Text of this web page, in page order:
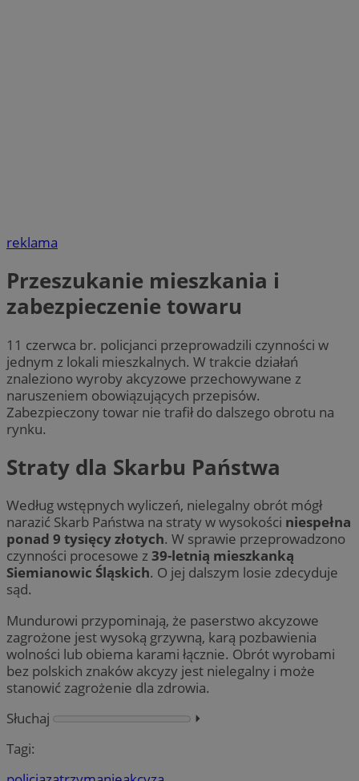
reklama
Przeszukanie mieszkania i
zabezpieczenie towaru
11 czerwca br. policjanci przeprowadzili czynności w
jednym z lokali mieszkalnych. W trakcie działań
znaleziono wyroby akcyzowe przechowywane z
naruszeniem obowiązujących przepisów.
Zabezpieczony towar nie trafił do dalszego obrotu na
rynku.
Straty dla Skarbu Państwa
Według wstępnych wyliczeń, nielegalny obrót mógł
narazić Skarb Państwa na straty w wysokości niespełna
ponad 9 tysięcy złotych. W sprawie przeprowadzono
czynności procesowe z39-letnią mieszkanką
Siemianowic Śląskich. O jej dalszym losie zdecyduje
sąd.
Mundurowi przypominają, że paserstwo akcyzowe
zagrożone jest wysoką grzywną, karą pozbawienia
wolności lub obiema karami łącznie. Obrót wyrobami
bez polskich znaków akcyzy jest nielegalny i może
stanowić zagrożenie dla zdrowia.
Słuchaj
⏵︎
Tagi: